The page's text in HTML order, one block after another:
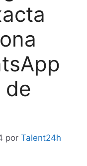
de
por Talent24h